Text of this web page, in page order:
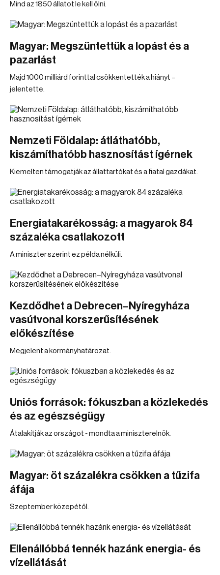
Mind az 1850 állatot le kell ölni.
Magyar: Megszüntettük a lopást és a
pazarlást
Majd 1000 milliárd forinttal csökkentették a hiányt –
jelentette.
Nemzeti Földalap: átláthatóbb,
kiszámíthatóbb hasznosítást ígérnek
Kiemelten támogatják az állattartókat és a fiatal gazdákat.
Energiatakarékosság: a magyarok 84
százaléka csatlakozott
A miniszter szerint ez példa nélküli.
Kezdődhet a Debrecen–Nyíregyháza
vasútvonal korszerűsítésének
előkészítése
Megjelent a kormányhatározat.
Uniós források: fókuszban a közlekedés
és az egészségügy
Átalakítják az országot - mondta a miniszterelnök.
Magyar: öt százalékra csökken a tűzifa
áfája
Szeptember közepétől.
Ellenállóbbá tennék hazánk energia- és
vízellátását